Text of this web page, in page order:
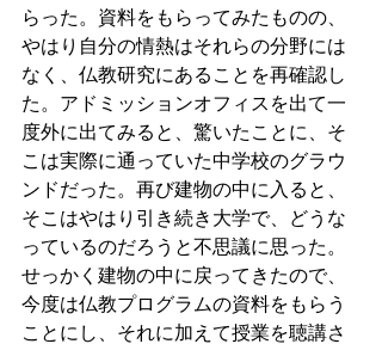
らった。資料をもらってみたものの、
やはり自分の情熱はそれらの分野には
なく、仏教研究にあることを再確認し
た。アドミッションオフィスを出て一
度外に出てみると、驚いたことに、そ
こは実際に通っていた中学校のグラウ
ンドだった。再び建物の中に入ると、
そこはやはり引き続き大学で、どうな
っているのだろうと不思議に思った。
せっかく建物の中に戻ってきたので、
今度は仏教プログラムの資料をもらう
ことにし、それに加えて授業を聴講さ